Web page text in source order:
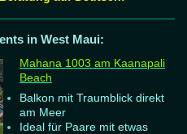
in West Maui:
Mahana 1003 am Kaanapali
Beach
Balkon mit Traumblick direkt
am Meer
Ideal für Paare mit etwas